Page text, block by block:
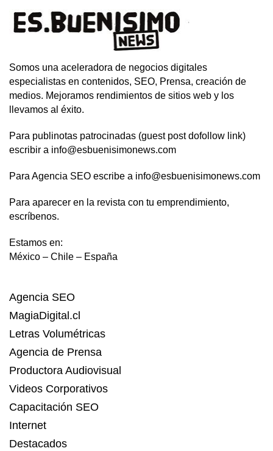
Somos una aceleradora de negocios digitales
especialistas en contenidos, SEO, Prensa, creación de
medios. Mejoramos rendimientos de sitios web y los
llevamos al éxito.
Para publinotas patrocinadas (guest post dofollow link)
escribir a info@esbuenisimonews.com
Para Agencia SEO escribe a info@esbuenisimonews.com
Para aparecer en la revista con tu emprendimiento,
escríbenos.
Estamos en:
México – Chile – España
Agencia SEO
MagiaDigital.cl
Letras Volumétricas
Agencia de Prensa
Productora Audiovisual
Videos Corporativos
Capacitación SEO
Internet
Destacados